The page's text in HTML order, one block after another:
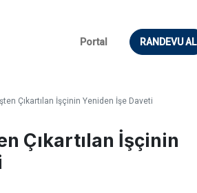
Portal RANDEVU AL
Çıkartılan İşçinin Yeniden İşe Daveti
Çıkartılan İşçinin